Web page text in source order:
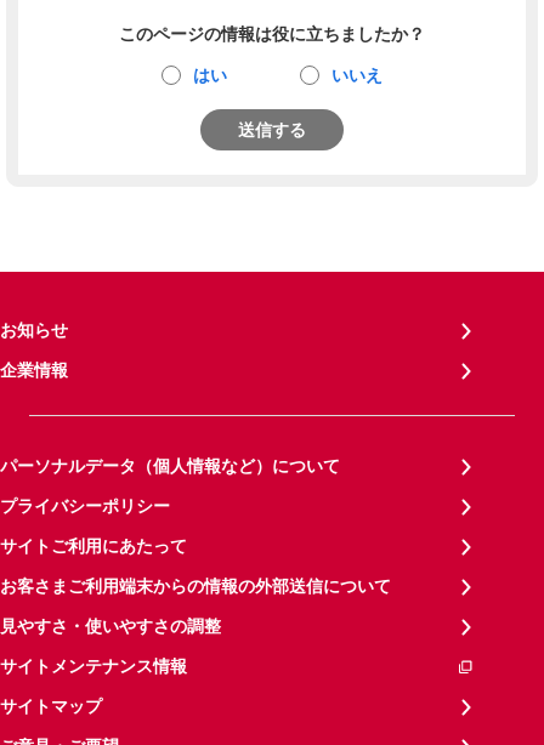
このページの情報は役に立ちましたか？
はい いいえ
送信する
お知らせ
企業情報
パーソナルデータ（個人情報など）について
プライバシーポリシー
サイトご利用にあたって
お客さまご利用端末からの情報の外部送信について
見やすさ・使いやすさの調整
サイトメンテナンス情報
サイトマップ